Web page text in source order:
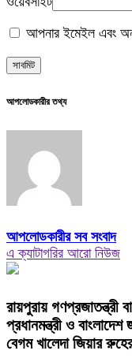
আপনার ইমেইল এবং
আপলোডকারীর তথ্য
আপলোডকারীর সব সংবাদ
এ ক্যাটাগরির আরো নিউজ
রায়পুরায় গণপ্রজাতন্ত্রী
প্রধানমন্ত্রী ও
বেগম খালেদা জিয়ার